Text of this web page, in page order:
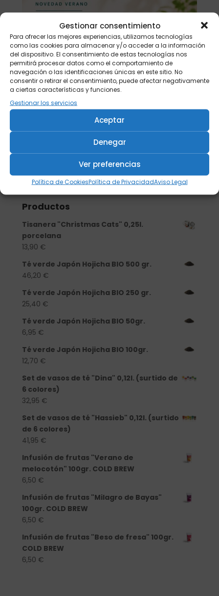
Gestionar consentimiento
Para ofrecer las mejores experiencias, utilizamos tecnologías
como las cookies para almacenar y/o acceder a la información
del dispositivo. El consentimiento de estas tecnologías nos
permitirá procesar datos como el comportamiento de
navegación o las identificaciones únicas en este sitio. No
consentir o retirar el consentimiento, puede afectar negativamente
a ciertas características y funciones.
Gestionar los servicios
Aceptar
Denegar
Ver preferencias
Política de CookiesPolítica de PrivacidadAviso Legal
Buscar
Productos
Tisanera "Christmas Cats" 0,25l.
porcelana
13,90 €
Té verde Japón Hojicha BIO 500 gr.
46,20 €
Té verde Japón Hojicha BIO 250 gr.
25,40 €
Té verde Japón Hojicha BIO 50gr.
6,95 €
Té verde Japón Hojicha BIO 100gr.
12,70 €
Set de vasos de té "Dina" 0,12l. (surtido de
6 colores)
32,95 €
Set de vasos de té "Hassieb" 0,12l. (surtido
de 6 colores)
41,95 €
Infusión de frutas "Verano de
melocotón" 100gr. COLD BREW
6,50 €
Infusión de frutas "Milagro de Bayas"
100gr. COLD BREW
6,50 €
Infusión de frutas "Beso de fresa" 100gr.
COLD BREW
6,50 €